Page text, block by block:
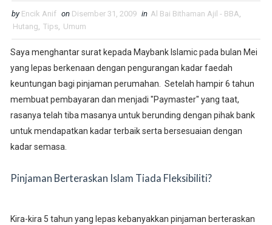
by Encik Anif on Disember 31, 2009 in Al Bai Bithaman Ajil - BBA,
Hutang, Tips, Umum
Saya menghantar surat kepada Maybank Islamic pada bulan Mei
yang lepas berkenaan dengan pengurangan kadar faedah
keuntungan bagi pinjaman perumahan. Setelah hampir 6 tahun
membuat pembayaran dan menjadi "Paymaster" yang taat,
rasanya telah tiba masanya untuk berunding dengan pihak bank
untuk mendapatkan kadar terbaik serta bersesuaian dengan
kadar semasa.
Pinjaman Berteraskan Islam Tiada Fleksibiliti?
Kira-kira 5 tahun yang lepas kebanyakkan pinjaman berteraskan